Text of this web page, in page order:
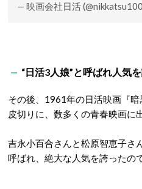
— 映画会社日活
“日活3人娘”と呼ばれ人気
その後、1961年の日活映画『
皮切りに、数多くの青春映画に
吉永小百合さんと松原智恵子さ
呼ばれ、絶大な人気を誇ったの